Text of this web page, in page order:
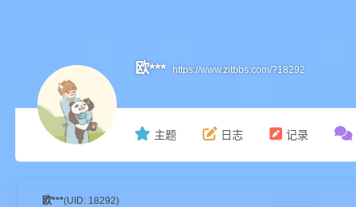
ne
欧*** https://www.zitbbs.com/?18292
主题 日志 记录
欧***(UID: 18292)